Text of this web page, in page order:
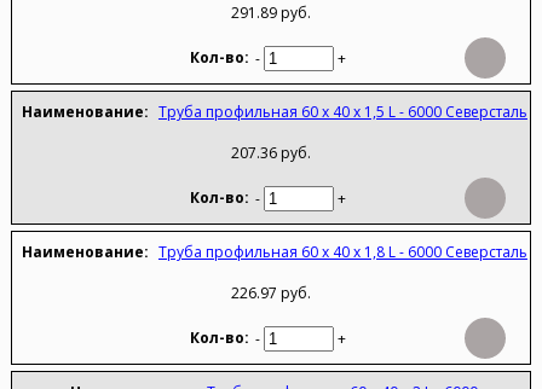
291.89 руб.
- +
Труба профильная 60 х 40 х 1,5 L - 6000 Северсталь
207.36 руб.
- +
Труба профильная 60 х 40 х 1,8 L - 6000 Северсталь
226.97 руб.
- +